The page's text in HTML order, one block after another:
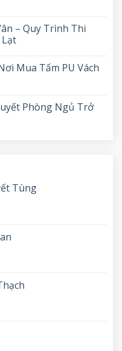
– Quy Trình Thi
Mua Tấm PU Vách
Phòng Ngủ Trở
Tùng